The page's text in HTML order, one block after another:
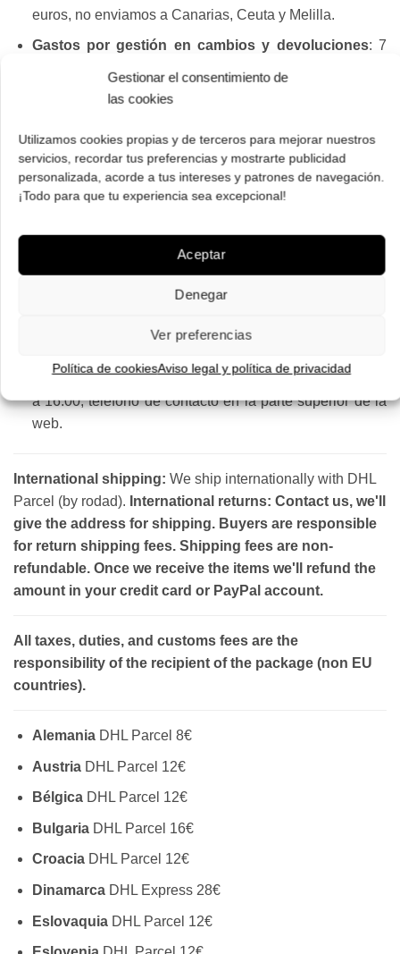
Gestionar el consentimiento de
las cookies
Utilizamos cookies propias y de terceros para mejorar nuestros
servicios, recordar tus preferencias y mostrarte publicidad
personalizada, acorde a tus intereses y patrones de navegación.
¡Todo para que tu experiencia sea excepcional!
Aceptar
Denegar
Ver preferencias
Política de cookiesAviso legal y política de privacidad
euros, no enviamos a Canarias, Ceuta y Melilla.
Gastos por gestión en cambios y devoluciones: 7
Dispones de 14 días para cambios y devoluciones.
para España, no de importadores paralelos. Las gafas
se suministran con los accesorios que provee el
fabricante y cuentan con 2 años de garantía.
(laborables de lunes a viernes, sábados no hay envíos
ni entregas, disponibilidad de cada modelo indicada en
Te llevas unas gafas gratis con tu pedido, añade el
Horario de atención al público: Lunes a viernes de 8.30
a 16.00, teléfono de contacto en la parte superior de la
web.
International shipping: We ship internationally with DHL
Parcel (by rodad). International returns: Contact us, we'll
give the address for shipping. Buyers are responsible
for return shipping fees. Shipping fees are non-
refundable. Once we receive the items we'll refund the
amount in your credit card or PayPal account.
All taxes, duties, and customs fees are the
responsibility of the recipient of the package (non EU
countries).
AlemaniaDHL Parcel 8€
AustriaDHL Parcel 12€
BélgicaDHL Parcel 12€
BulgariaDHL Parcel 16€
CroaciaDHL Parcel 12€
DinamarcaDHL Express 28€
EslovaquiaDHL Parcel 12€